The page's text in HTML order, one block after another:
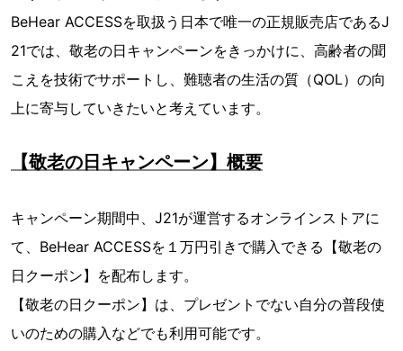
BeHear ACCESSを取扱う日本で唯一の正規販売店であるJ
21では、敬老の日キャンペーンをきっかけに、高齢者の聞
こえを技術でサポートし、難聴者の生活の質（QOL）の向
上に寄与していきたいと考えています。
【敬老の日キャンペーン】概要
キャンペーン期間中、J21が運営するオンラインストアに
て、BeHear ACCESSを１万円引きで購入できる【敬老の
日クーポン】を配布します。
【敬老の日クーポン】は、プレゼントでない自分の普段使
いのための購入などでも利用可能です。